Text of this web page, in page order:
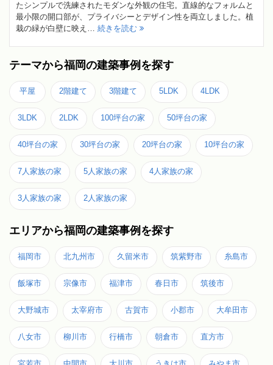
たシンプルで洗練されたモダンな外観の住宅。直線的なフォルムと
最小限の開口部が、プライバシーとデザイン性を両立しました。植
栽の緑が白壁に映え… 続きを読む
テーマから福岡の建築事例を探す
平屋 2階建て 3階建て 5LDK 4LDK
3LDK 2LDK 100坪台の家 50坪台の家
40坪台の家 30坪台の家 20坪台の家 10坪台の家
7人家族の家 5人家族の家 4人家族の家
3人家族の家 2人家族の家
エリアから福岡の建築事例を探す
福岡市 北九州市 久留米市 筑紫野市 糸島市
飯塚市 宗像市 福津市 春日市 筑後市
大野城市 太宰府市 古賀市 小郡市 大牟田市
八女市 柳川市 行橋市 朝倉市 直方市